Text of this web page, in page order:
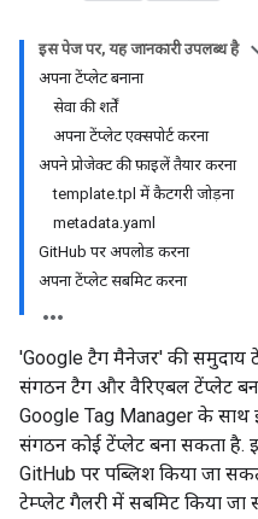
इस पेज पर, यह जानकारी उपलब्ध है
अपना टेंप्लेट बनाना
सेवा की शर्तें
अपना टेंप्लेट एक्सपोर्ट करना
अपने प्रोजेक्ट की फ़ाइलें तैयार करना
template.tpl में कैटगरी जोड़ना
metadata.yaml
GitHub पर अपलोड करना
अपना टेंप्लेट सबमिट करना
'Google टैग मैनेजर' की समुदाय
संगठन टैग और वैरिएबल टेंप्लेट
Google Tag Manager के साथ
संगठन कोई टेंप्लेट बना सकता है.
GitHub पर पब्लिश किया जा
टेम्प्लेट गैलरी में सबमिट किया